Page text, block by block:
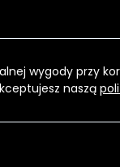
wygody przy
naszą